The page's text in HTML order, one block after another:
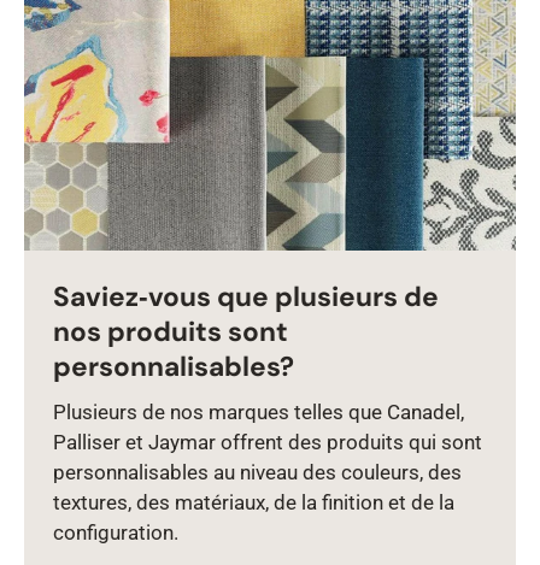
Saviez‑vous que plusieurs de
nos produits sont
personnalisables?
Plusieurs de nos marques telles que Canadel,
Palliser et Jaymar offrent des produits qui sont
personnalisables au niveau des couleurs, des
textures, des matériaux, de la finition et de la
configuration.